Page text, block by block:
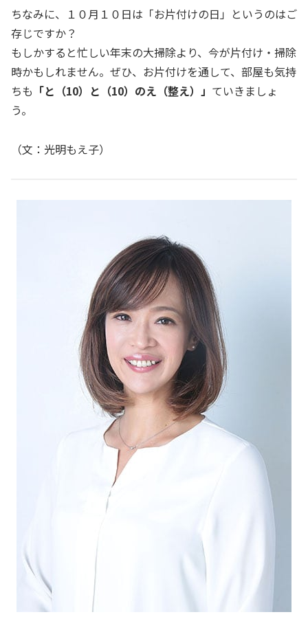
ちなみに、１０月１０日は「お片付けの日」というのはご
存じですか？
もしかすると忙しい年末の大掃除より、今が片付け・掃除
時かもしれません。ぜひ、お片付けを通して、部屋も気持
ちも 「と（10）と（10）のえ（整え）」 ていきましょ
う。
（文：光明もえ子）